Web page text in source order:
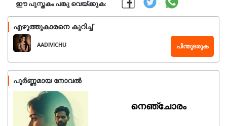
ഈ പുസ്തകം പങ്കു വെയ്ക്കുക:
എഴുത്തുകാരനെ കുറിച്ച്
AADIVICHU പിന്തുടരുക
പൂർണ്ണമായ നോവൽ
നെഞ്ചോരം